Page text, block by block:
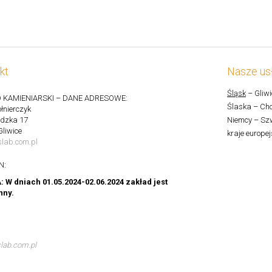
KAMIENIARSKI – DANE ADRESOWE:
17
W dniach 01.05.2024-02.06.2024 zakład jest
Nasze
Śląsk–
Ślaska –
Niemcy –
kraje